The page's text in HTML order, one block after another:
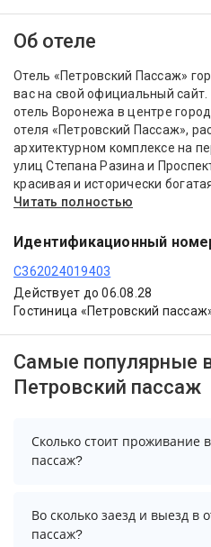
Об отеле
Отель «Петровский Пассаж»
вас на свой официальный
отель Воронежа в центре
отеля «Петровский Пассаж»,
архитектурном комплексе на
улиц Степана Разина и
красивая и исторически
Читать полностью
Идентификационный
С362024019403
Действует до 06.08.28
Гостиница «Петровский
Самые популярные
Петровский пассаж
Сколько стоит проживание
пассаж?
Стоимость проживания в
начинается от 3600 рублей.
Во сколько заезд и выезд в
пассаж?